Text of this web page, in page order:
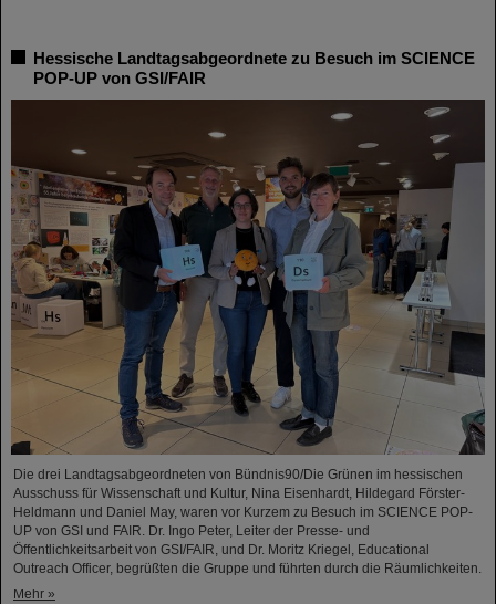
Hessische Landtagsabgeordnete zu Besuch im SCIENCE
POP-UP von GSI/FAIR
Die drei Landtagsabgeordneten von Bündnis90/Die Grünen im hessischen
Ausschuss für Wissenschaft und Kultur, Nina Eisenhardt, Hildegard Förster-
Heldmann und Daniel May, waren vor Kurzem zu Besuch im SCIENCE POP-
UP von GSI und FAIR. Dr. Ingo Peter, Leiter der Presse- und
Öffentlichkeitsarbeit von GSI/FAIR, und Dr. Moritz Kriegel, Educational
Outreach Officer, begrüßten die Gruppe und führten durch die Räumlichkeiten.
Mehr »